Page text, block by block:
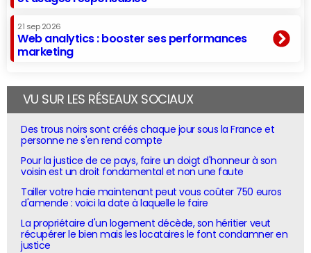
21 sep 2026
Web analytics : booster ses performances
marketing
VU SUR LES RÉSEAUX SOCIAUX
Des trous noirs sont créés chaque jour sous la France et
personne ne s'en rend compte
Pour la justice de ce pays, faire un doigt d'honneur à son
voisin est un droit fondamental et non une faute
Tailler votre haie maintenant peut vous coûter 750 euros
d'amende : voici la date à laquelle le faire
La propriétaire d'un logement décède, son héritier veut
récupérer le bien mais les locataires le font condamner en
justice